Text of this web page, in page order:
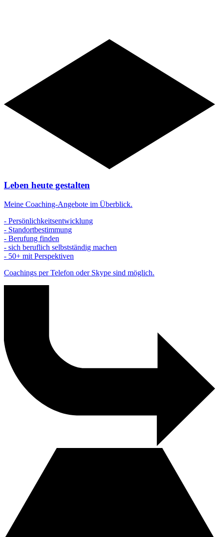
Leben heute gestalten
Meine Coaching-Angebote im Überblick.
- Persönlichkeitsentwicklung
- Standortbestimmung
- Berufung finden
- sich beruflich selbstständig machen
- 50+ mit Perspektiven
Coachings per Telefon oder Skype sind möglich.